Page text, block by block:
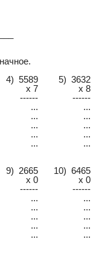
4) 5589
5) 3632
x 7
x 8
------
------
...
...
...
...
...
...
...
...
... ...
9) 2665
10) 6465
x 0
x 0
------
------
...
...
...
...
...
...
...
...
... ...